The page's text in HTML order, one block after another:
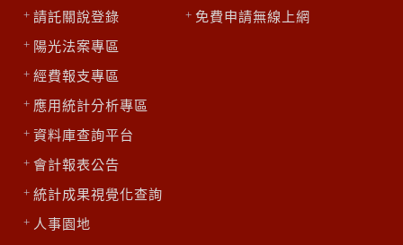
請託關說登錄
陽光法案專區
經費報支專區
應用統計分析專區
資料庫查詢平台
會計報表公告
統計成果視覺化查詢
人事園地
免費申請無線上網